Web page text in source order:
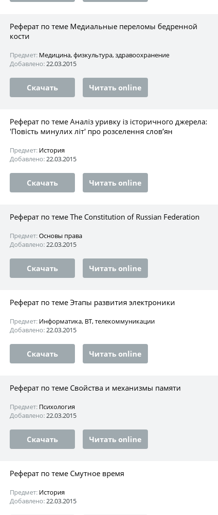
Реферат по теме Медиальные переломы бедренной
кости
Предмет: Медицина, физкультура, здравоохранение
Добавлено:22.03.2015
Скачать Читать online
Реферат по теме Аналіз уривку із історичного джерела:
'Повість минулих літ' про розселення слов’ян
Предмет: История
Добавлено:22.03.2015
Скачать Читать online
Реферат по теме The Constitution of Russian Federation
Предмет:Основы права
Добавлено:22.03.2015
Скачать Читать online
Реферат по теме Этапы развития электроники
Предмет: Информатика, ВТ, телекоммуникации
Добавлено:22.03.2015
Скачать Читать online
Реферат по теме Свойства и механизмы памяти
Предмет: Психология
Добавлено:22.03.2015
Скачать Читать online
Реферат по теме Смутное время
Предмет: История
Добавлено:22.03.2015